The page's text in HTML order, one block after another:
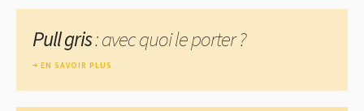
Pull gris: avec quoi le porter ?
EN SAVOIR PLUS